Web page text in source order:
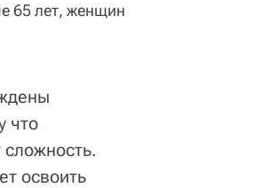
65 лет, женщин
что
освоить